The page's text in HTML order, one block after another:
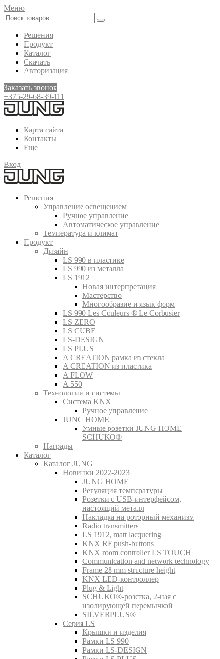
Меню
Решения
Продукт
Каталог
Скачать
Авторизация
Заказать звонок
+375-29-68-39-111
Карта сайта
Контакты
Еще
Вход
Решения
Управление освещением
Ручное управление
Автоматическое управление
Температура и климат
Продукт
Дизайн
LS 990 в пластике
LS 990 из металла
LS 1912
Новая интерпретация
Мастерство
Многообразие и язык форм
LS 990 Les Couleurs ® Le Corbusier
LS ZERO
LS CUBE
LS-DESIGN
LS PLUS
A CREATION рамка из стекла
A CREATION из пластика
A FLOW
A 550
Технологии и системы
Система KNX
Ручное управление
JUNG HOME
Умные розетки JUNG HOME
SCHUKO®
Награды
Каталог
Каталог JUNG
Новинки 2022-2023
JUNG HOME
Регуляция температуры
Розетки с USB-интерфейсом,
настоящий металл
Накладка на роторный механизм
Radio transmitters
LS 1912, matt lacquering
KNX RF push-buttons
KNX room controller LS TOUCH
Communication and network technology
Frame 28 mm structure height
KNX LED-контроллер
Plug & Light
SCHUKO®-розетка, 2-ная с
изолирующей перемычкой
SILVERPLUS®
Серия LS
Крышки и изделия
Рамки LS 990
Рамки LS-DESIGN